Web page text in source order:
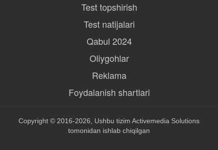
Test topshirish
Test natijalari
Qabul 2024
Oliygohlar
Reklama
Foydalanish shartlari
Copyright © 2016-2026, Ushbu tizim Activemedia Solutions
tomonidan ishlab chiqilgan